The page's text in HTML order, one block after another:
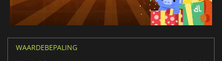
WAARDEBEPALING